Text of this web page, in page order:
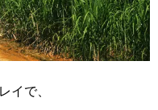
イで、